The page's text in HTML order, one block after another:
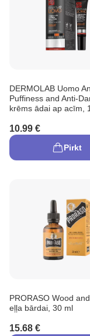
DERMOLAB Uomo
Puffiness and Anti-
krēms ādai ap acīm,
10.99 €
Pirkt
PRORASO Wood
eļļa bārdai, 30 ml
15.68 €